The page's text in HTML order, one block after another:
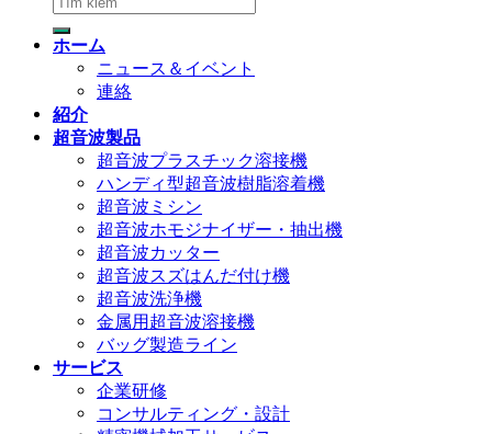
索
対
ホーム
ニュース＆イベント
連絡
紹介
超音波製品
超音波プラスチック溶接機
ハンディ型超音波樹脂溶着機
超音波ミシン
超音波ホモジナイザー・抽出機
超音波カッター
超音波スズはんだ付け機
超音波洗浄機
金属用超音波溶接機
バッグ製造ライン
サービス
企業研修
コンサルティング・設計